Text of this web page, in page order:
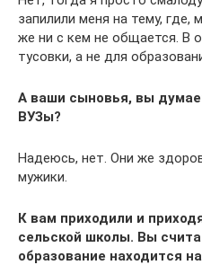
запилили меня на тему, где,
же ни с кем не общается. В
тусовки, а не для
А ваши сыновья, вы
ВУЗы?
Надеюсь, нет. Они же
мужики.
К вам приходили и
сельской школы. Вы
образование находится